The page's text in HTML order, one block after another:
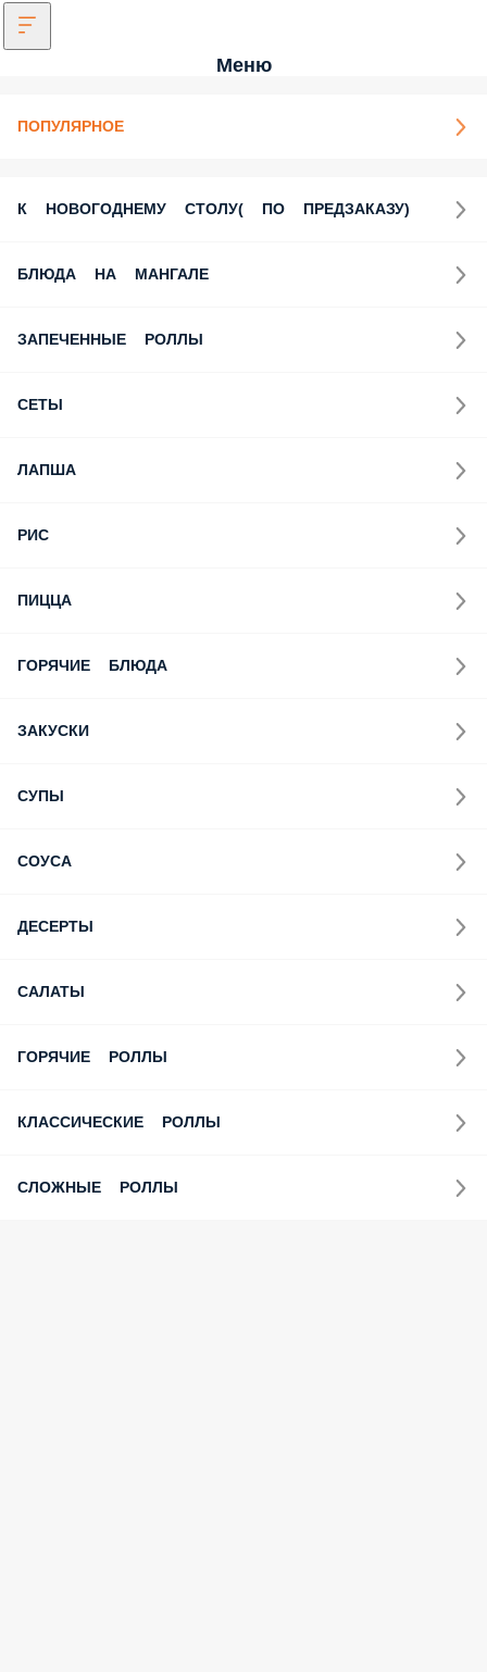
Меню
ПОПУЛЯРНОЕ
К НОВОГОДНЕМУ СТОЛУ( ПО ПРЕДЗАКАЗУ)
БЛЮДА НА МАНГАЛЕ
ЗАПЕЧЕННЫЕ РОЛЛЫ
СЕТЫ
ЛАПША
РИС
ПИЦЦА
ГОРЯЧИЕ БЛЮДА
ЗАКУСКИ
СУПЫ
СОУСА
ДЕСЕРТЫ
САЛАТЫ
ГОРЯЧИЕ РОЛЛЫ
КЛАССИЧЕСКИЕ РОЛЛЫ
СЛОЖНЫЕ РОЛЛЫ